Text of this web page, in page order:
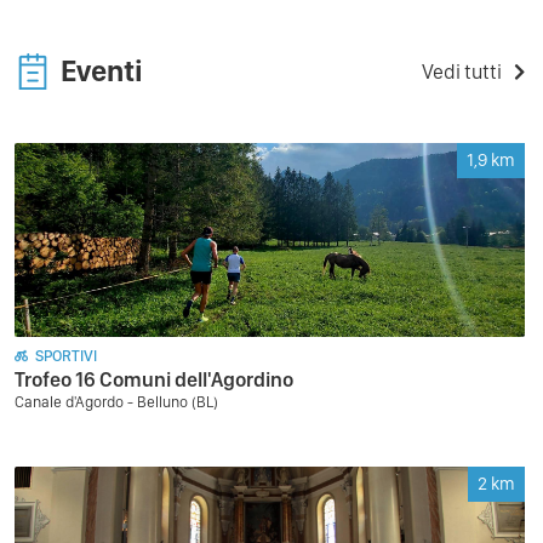
Eventi Vedi tutti
1,9 km
SPORTIVI
Trofeo 16 Comuni dell'Agordino
Canale d'Agordo - Belluno (BL)
2 km